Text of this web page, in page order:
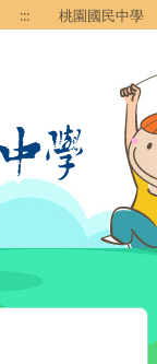
::: 桃園國民中學